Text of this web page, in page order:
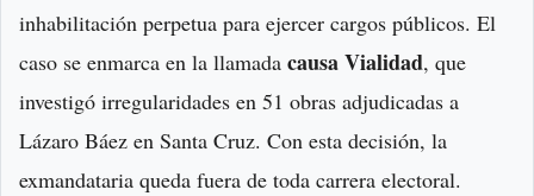
inhabilitación perpetua para ejercer cargos públicos. El
caso se enmarca en la llamada causa Vialidad, que
investigó irregularidades en 51 obras adjudicadas a
Lázaro Báez en Santa Cruz. Con esta decisión, la
exmandataria queda fuera de toda carrera electoral.